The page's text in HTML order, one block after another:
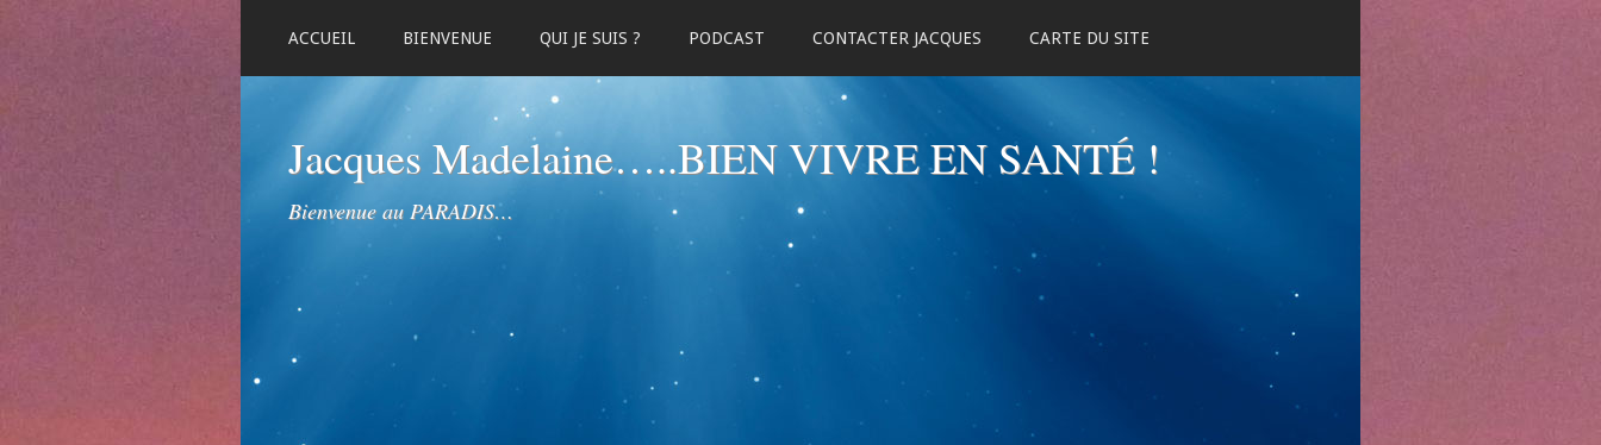
ACCUEIL BIENVENUE QUI JE SUIS ? PODCAST CONTACTER JACQUES CARTE DU SITE
Jacques Madelaine…..BIEN VIVRE EN SANTÉ !
Bienvenue au PARADIS…